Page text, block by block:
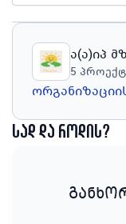
ა(ა)იპ
5
სად და როდის?